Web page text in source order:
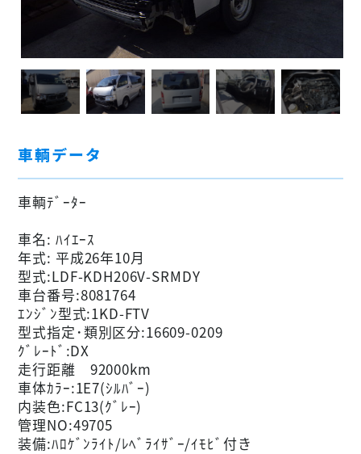
車輌データ
車輌ﾃﾞｰﾀｰ
車名: ﾊｲｴｰｽ
年式: 平成26年10月
型式:LDF-KDH206V-SRMDY
車台番号:8081764
ｴﾝｼﾞﾝ型式:1KD-FTV
型式指定･類別区分:16609-0209
ｸﾞﾚｰﾄﾞ:DX
走行距離 92000km
車体ｶﾗｰ:1E7(ｼﾙﾊﾞｰ)
内装色:FC13(ｸﾞﾚｰ)
管理NO:49705
装備:ﾊﾛｹﾞﾝﾗｲﾄ/ﾚﾍﾞﾗｲｻﾞｰ/ｲﾓﾋﾞ付き